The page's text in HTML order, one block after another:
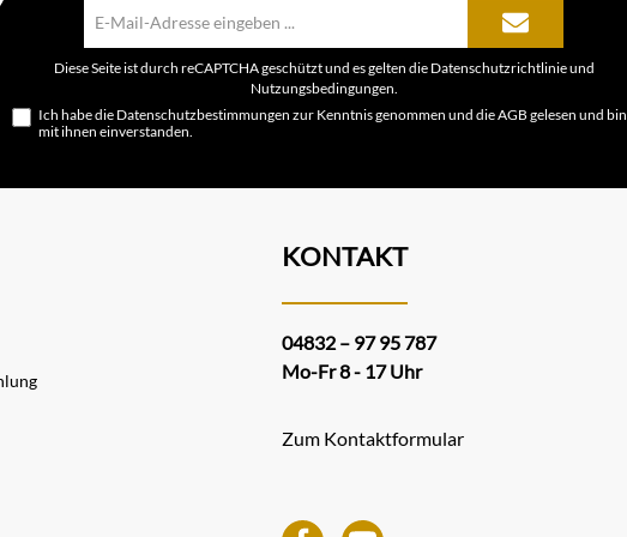
Mail-
Adresse*
Diese Seite ist durch reCAPTCHA geschützt und es gelten die Datenschutzrichtlinieund
Nutzungsbedingungen
Ich habe die Datenschutzbestimmungen zur Kenntnis genommen und dieAGB gelesen und bin
mit ihnen einverstanden.
KONTAKT
04832 – 97 95 787
Mo-Fr 8 - 17 Uhr
Zum Kontaktformular